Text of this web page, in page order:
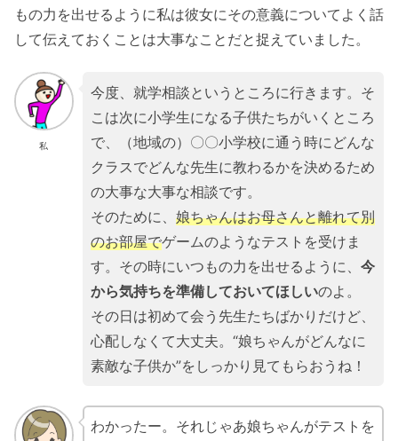
もの力を出せるように私は彼女にその意義についてよく話
して伝えておくことは大事なことだと捉えていました。
私
今度、就学相談というところに行きます。そ
こは次に小学生になる子供たちがいくところ
で、（地域の）〇〇小学校に通う時にどんな
クラスでどんな先生に教わるかを決めるため
の大事な大事な相談です。
そのために、 娘ちゃんはお母さんと離れて別
のお部屋でゲームのようなテストを受けま
す。その時にいつもの力を出せるように、 今
から気持ちを準備しておいてほしいのよ。
その日は初めて会う先生たちばかりだけど、
心配しなくて大丈夫。“娘ちゃんがどんなに
素敵な子供か”をしっかり見てもらおうね！
わかったー。それじゃあ娘ちゃんがテストを